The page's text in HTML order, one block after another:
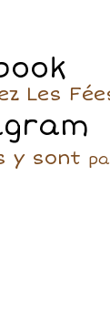
Les
y sont